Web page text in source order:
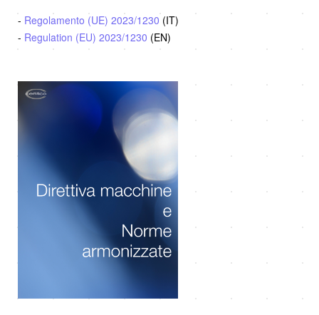
- Regolamento (UE) 2023/1230 (IT)
- Regulation (EU) 2023/1230 (EN)